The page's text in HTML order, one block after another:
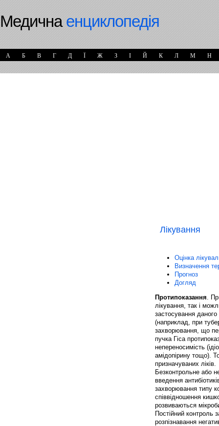
Медичнаенциклопедія
А Б В Г Д Ї Ж З І Й К Л М Н
Лікування
Оцінка
Визначення
Прогноз
Догляд
Протипоказання.
лікування, так і
застосування
(наприклад, при
захворювання, що
пучка Гіса
непереносимість
амідопірину тощо).
призначуваних ліків.
Безконтрольне або
введення
захворювання типу
співвідношення
розвиваються
Постійний контроль
розпізнавання